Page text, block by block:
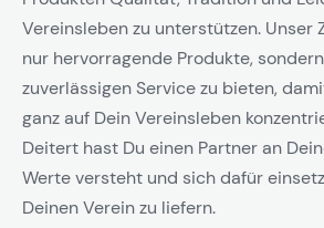
Vereinsleben zu unterstützen. Unser
nur hervorragende Produkte,
zuverlässigen Service zu bieten,
ganz auf Dein Vereinsleben
Deitert hast Du einen Partner an
Werte versteht und sich dafür
Deinen Verein zu liefern.